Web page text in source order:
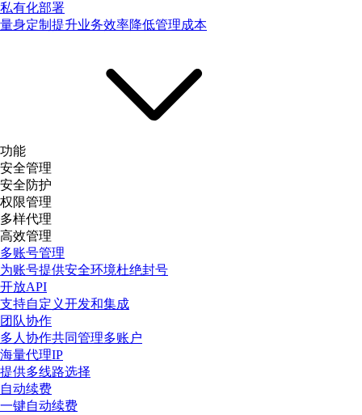
私有化部署
量身定制提升业务效率降低管理成本
功能
安全管理
安全防护
权限管理
多样代理
高效管理
多账号管理
为账号提供安全环境杜绝封号
开放API
支持自定义开发和集成
团队协作
多人协作共同管理多账户
海量代理IP
提供多线路选择
自动续费
一键自动续费